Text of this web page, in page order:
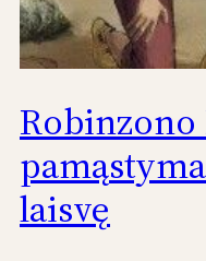
laisvę